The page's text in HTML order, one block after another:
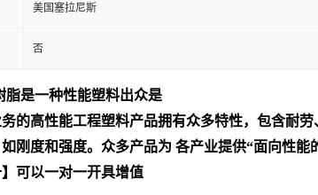
美国塞拉尼斯
否
脂是一种性能塑料出众是
的高性能工程塑料产品拥有众多特性，包含耐劳
刚度和强度。众多产品为 各产业提供“面向性能
可以一对一开具增值